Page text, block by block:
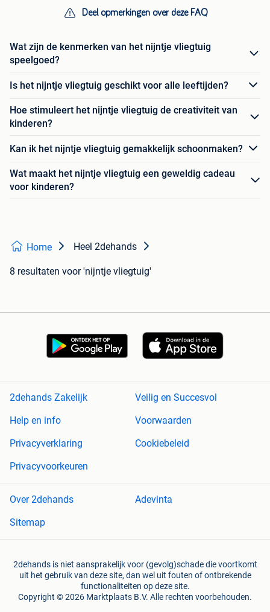
Deel opmerkingen over deze FAQ
Wat zijn de kenmerken van het nijntje vliegtuig
speelgoed?
Is het nijntje vliegtuig geschikt voor alle leeftijden?
Hoe stimuleert het nijntje vliegtuig de creativiteit van
kinderen?
Kan ik het nijntje vliegtuig gemakkelijk schoonmaken?
Wat maakt het nijntje vliegtuig een geweldig cadeau
voor kinderen?
Home Heel 2dehands
8 resultaten voor 'nijntje vliegtuig'
2dehands Zakelijk
Veilig en Succesvol
Help en info
Voorwaarden
Privacyverklaring
Cookiebeleid
Privacyvoorkeuren
Over 2dehands
Adevinta
Sitemap
2dehands is niet aansprakelijk voor (gevolg)schade die voortkomt
uit het gebruik van deze site, dan wel uit fouten of ontbrekende
functionaliteiten op deze site.
Copyright © 2026 Marktplaats B.V. Alle rechten voorbehouden.